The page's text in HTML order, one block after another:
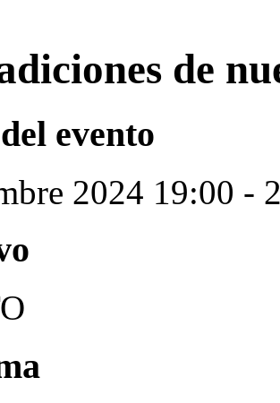
de
evento
2024 19:00 -